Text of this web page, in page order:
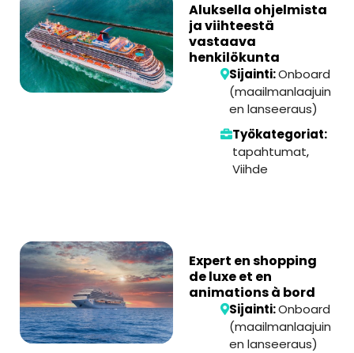
Aluksella ohjelmista
ja viihteestä
vastaava
henkilökunta
Sijainti:Onboard
(maailmanlaajuin
en lanseeraus)
Työkategoriat:
tapahtumat,
Viihde
Expert en shopping
de luxe et en
animations à bord
Sijainti:Onboard
(maailmanlaajuin
en lanseeraus)